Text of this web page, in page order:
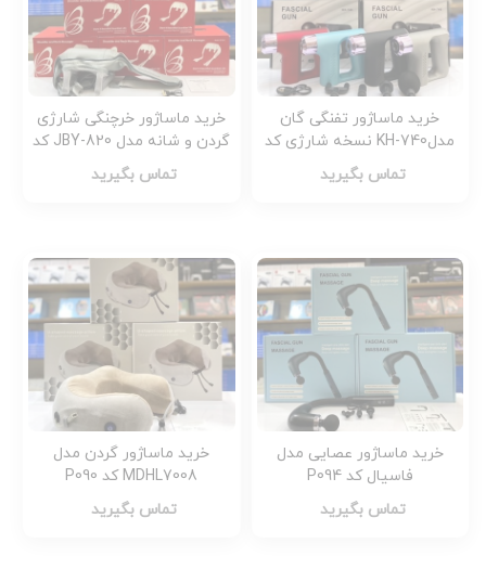
خرید ماساژور تفنگی گان
مدلKH-740 نسخه شارژی کد
P114
تماس بگیرید
خرید ماساژور خرچنگی شارژی
گردن و شانه مدل JBY-820 کد
P095
تماس بگیرید
خرید ماساژور عصایی مدل
فاسیال کد P094
تماس بگیرید
خرید ماساژور گردن مدل
MDHL7008 کد P090
تماس بگیرید